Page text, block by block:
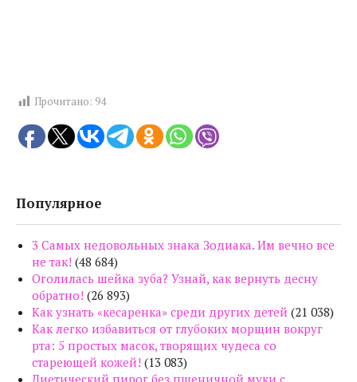
Прочитано: 94
Популярное
3 Самых недовольных знака Зодиака. Им вечно все
не так! (48 684)
Оголилась шейка зуба? Узнай, как вернуть десну
обратно! (26 893)
Как узнать «кесаренка» среди других детей (21 038)
Как легко избавиться от глубоких морщин вокруг
рта: 5 простых масок, творящих чудеса со
стареющей кожей! (13 083)
Диетический пирог без пшеничной муки с